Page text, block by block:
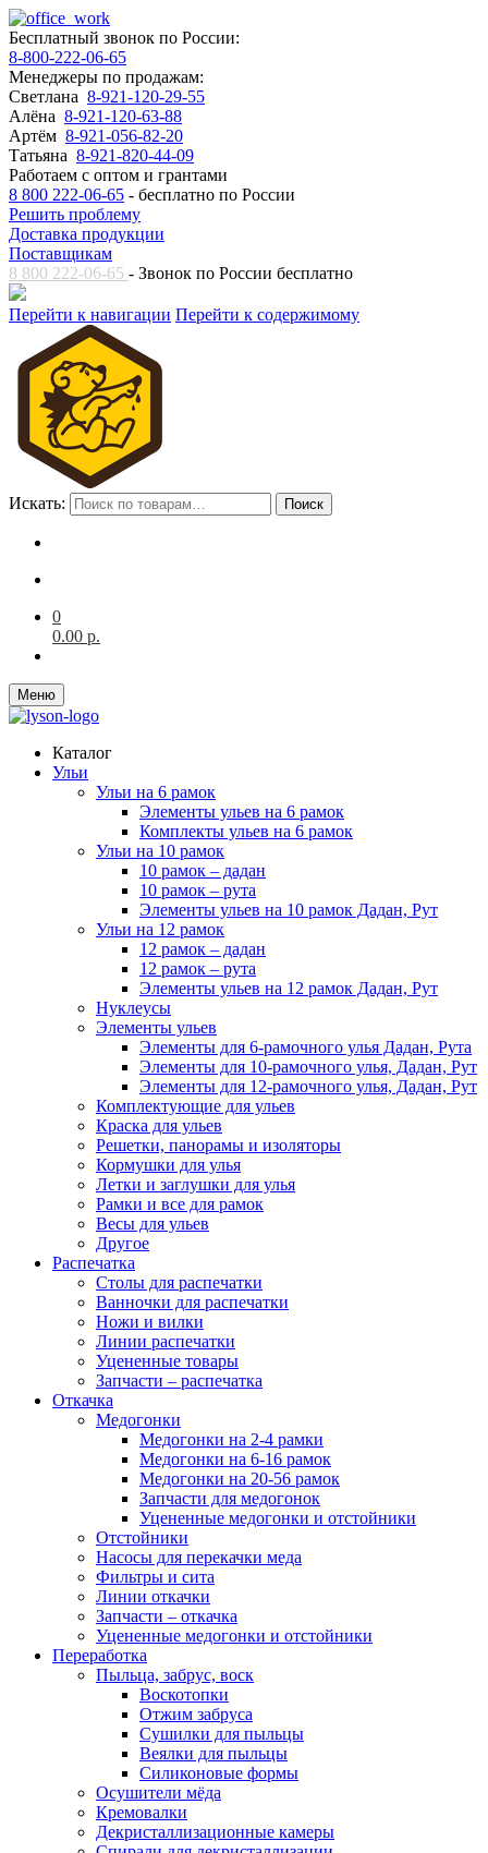
Бесплатный звонок по России:
8-800-222-06-65
Менеджеры по продажам:
Светлана 8-921-120-29-55
Алёна 8-921-120-63-88
Артём 8-921-056-82-20
Татьяна 8-921-820-44-09
Работаем с оптом и грантами
8 800 222-06-65 - бесплатно по России
Решить проблему
Доставка продукции
Поставщикам
8 800 222-06-65 - Звонок по России бесплатно
Перейти к навигации Перейти к содержимому
Искать: Поиск
0
0.00 р.
Меню
Каталог
Ульи
Ульи на 6 рамок
Элементы ульев на 6 рамок
Комплекты ульев на 6 рамок
Ульи на 10 рамок
10 рамок – дадан
10 рамок – рута
Элементы ульев на 10 рамок Дадан, Рут
Ульи на 12 рамок
12 рамок – дадан
12 рамок – рута
Элементы ульев на 12 рамок Дадан, Рут
Нуклеусы
Элементы ульев
Элементы для 6-рамочного улья Дадан, Рута
Элементы для 10-рамочного улья, Дадан, Рут
Элементы для 12-рамочного улья, Дадан, Рут
Комплектующие для ульев
Краска для ульев
Решетки, панорамы и изоляторы
Кормушки для улья
Летки и заглушки для улья
Рамки и все для рамок
Весы для ульев
Другое
Распечатка
Столы для распечатки
Ванночки для распечатки
Ножи и вилки
Линии распечатки
Уцененные товары
Запчасти – распечатка
Откачка
Медогонки
Медогонки на 2-4 рамки
Медогонки на 6-16 рамок
Медогонки на 20-56 рамок
Запчасти для медогонок
Уцененные медогонки и отстойники
Отстойники
Насосы для перекачки меда
Фильтры и сита
Линии откачки
Запчасти – откачка
Уцененные медогонки и отстойники
Переработка
Пыльца, забрус, воск
Воскотопки
Отжим забруса
Сушилки для пыльцы
Веялки для пыльцы
Силиконовые формы
Осушители мёда
Кремовалки
Декристаллизационные камеры